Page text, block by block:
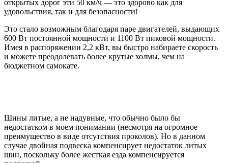
открытых дорог эти 50 км/ч — это здорово как для
удовольствия, так и для безопасности!
Это стало возможным благодаря паре двигателей, выдающих
600 Вт постоянной мощности и 1100 Вт пиковой мощности.
Имея в распоряжении 2,2 кВт, вы быстро набираете скорость
и можете преодолевать более крутые холмы, чем на
бюджетном самокате.
Шины литые, а не надувные, что обычно было бы
недостатком в моем понимании (несмотря на огромное
преимущество в виде отсутствия проколов). Но в данном
случае двойная подвеска компенсирует недостаток литых
шин, поскольку более жесткая езда компенсируется